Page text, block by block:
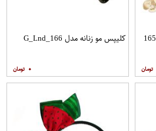
کلیپس مو زنانه مدل G_Lnd_166
۰